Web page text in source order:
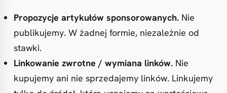
Propozycje artykułów sponsorowanych. Nie
publikujemy. W żadnej formie, niezależnie od
stawki.
Linkowanie zwrotne / wymiana linków. Nie
kupujemy ani nie sprzedajemy linków. Linkujemy